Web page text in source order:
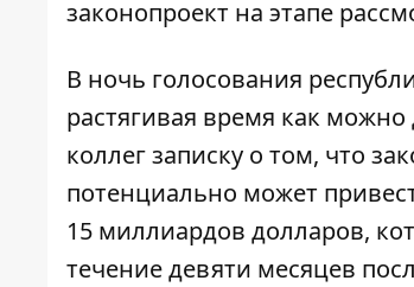
законопроект на этапе
В ночь голосования
растягивая время как
коллег записку о том, что
потенциально может
15 миллиардов долларов,
течение девяти месяцев